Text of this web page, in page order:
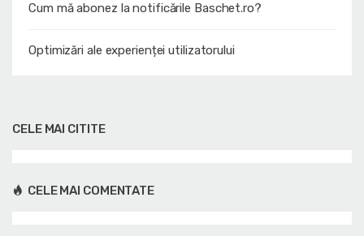
Cum mă abonez la notificările Baschet.ro?
Optimizări ale experienței utilizatorului
CELE MAI CITITE
CELE MAI COMENTATE